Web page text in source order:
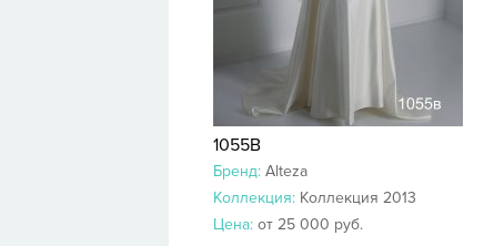
1055В
Бренд: Alteza
Коллекция: Коллекция 2013
Цена: от 25 000 руб.